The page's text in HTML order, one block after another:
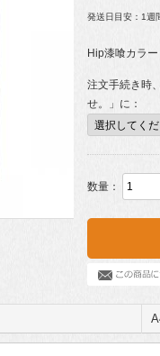
発送日目安：1週
Hip漆喰カラー
注文手続き時
せ。」に：
数量：